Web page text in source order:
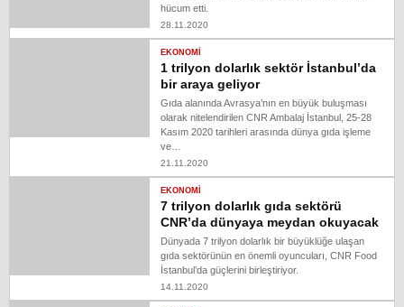
hücum etti.
28.11.2020
EKONOMI
1 trilyon dolarlık sektör İstanbul’da
bir araya geliyor
Gıda alanında Avrasya’nın en büyük buluşması
olarak nitelendirilen CNR Ambalaj İstanbul, 25-28
Kasım 2020 tarihleri arasında dünya gıda işleme
ve…
21.11.2020
EKONOMI
7 trilyon dolarlık gıda sektörü
CNR’da dünyaya meydan okuyacak
Dünyada 7 trilyon dolarlık bir büyüklüğe ulaşan
gıda sektörünün en önemli oyuncuları, CNR Food
İstanbul’da güçlerini birleştiriyor.
14.11.2020